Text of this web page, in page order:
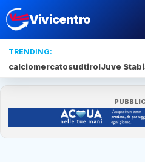
Vivicentro
TRENDING:
calciomercatosudtirolJuve